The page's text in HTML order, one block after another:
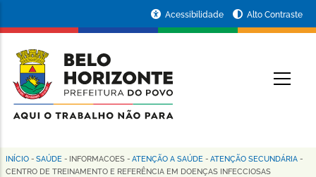
conteúdo
principal
da
Prefeitura
de
Horizonte
Acessibilidade Alto Contraste
Trilha
INÍCIO - SAÚDE - INFORMACOES - ATENÇÃO A SAÚDE - ATENÇÃO SECUNDÁRIA -
CENTRO DE TREINAMENTO E REFERÊNCIA EM DOENÇAS INFECCIOSAS